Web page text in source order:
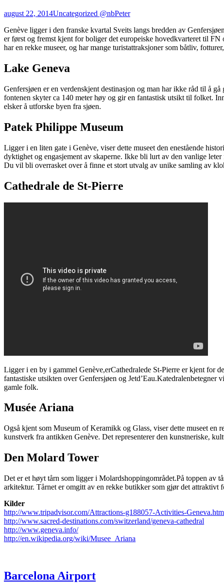
august 22, 2014Uncategorized @nbPeter
Genève ligger i den franske kvartal Sveits langs bredden av
er først og fremst kjent for boliger det europeiske hovedkvarteret til
har en rekke museer, og har mange turistattraksjoner som båtliv,
Lake Geneva
Genfersjøen er en verdenskjent destinasjon og man har ikke råd til å
fontenen skyter ca 140 meter høy og gir en fantastisk utsikt til folket.
elsker å utforske byen fra sjøen.
Patek Philippe Museum
Ligger i en liten gate i Genève, viser dette museet den enestående
dyktighet og engasjement av skaperne. Ikke bli lurt av den vanlige
Du vil bli overrasket over å finne et stort utvalg av unike samling av
Cathedrale de St-Pierre
Ligger i en by i gammel Genève,erCathedralede St-Pierre er kjent for
fantastiske utsikten over Genfersjøen og
gamle folk.
Musée Ariana
Også kjent som Museum of Keramikk og Glass, viser dette museet en
kunstverk fra antikken Genève. Det representerer den kunstneriske,
Den Molard Tower
Det er et høyt tårn som ligger i Molardshoppingområdet.På toppen av
arkitektur. Tårnet er omgitt av en rekke butikker som gjør det
Kilder
http://www.tripadvisor.com/Attractions-g188057-Activities-
http://www.sacred-destinations.com/switzerland/geneva-cathedral
http://www.geneva.info/
http://en.wikipedia.org/wiki/Musee_Ariana
Barcelona Airport